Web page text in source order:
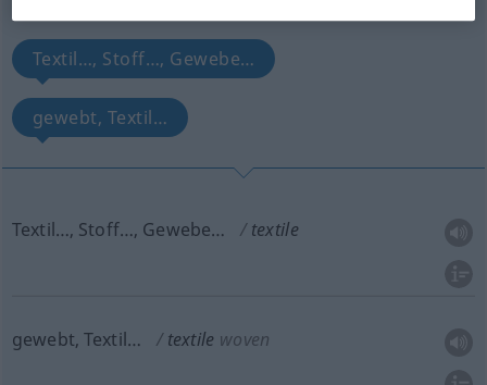
Textil…, Stoff…, Gewebe…
gewebt, Textil…
Textil…, Stoff…, Gewebe… textile
gewebt, Textil… textile woven